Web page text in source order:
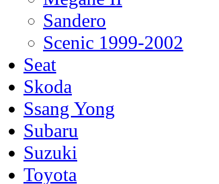
Sandero
Scenic 1999-2002
Seat
Skoda
Ssang Yong
Subaru
Suzuki
Toyota